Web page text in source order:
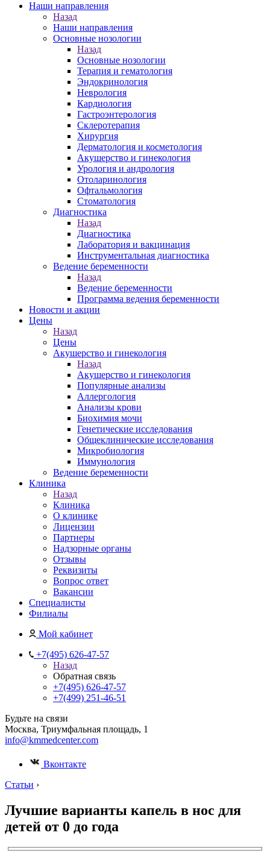
Наши направления
Назад
Наши направления
Основные нозологии
Назад
Основные нозологии
Терапия и гематология
Эндокринология
Неврология
Кардиология
Гастроэнтерология
Склеротерапия
Хирургия
Дерматология и косметология
Акушерство и гинекология
Урология и андрология
Отоларинология
Офтальмология
Стоматология
Диагностика
Назад
Диагностика
Лаборатория и вакцинация
Инструментальная диагностика
Ведение беременности
Назад
Ведение беременности
Программа ведения беременности
Новости и акции
Цены
Назад
Цены
Акушерство и гинекология
Назад
Акушерство и гинекология
Популярные анализы
Аллергология
Анализы крови
Биохимия мочи
Генетические исследования
Общеклинические исследования
Микробиология
Иммунология
Ведение беременности
Клиника
Назад
Клиника
О клинике
Лицензии
Партнеры
Надзорные органы
Отзывы
Реквизиты
Вопрос ответ
Вакансии
Специалисты
Филиалы
Мой кабинет
+7(495) 626-47-57
Назад
Обратная связь
+7(495) 626-47-57
+7(499) 251-46-51
Будьте на связи
Москва, Триумфальная площадь, 1
info@kmmedcenter.com
Вконтакте
Статьи ›
Лучшие варианты капель в нос для
детей от 0 до года